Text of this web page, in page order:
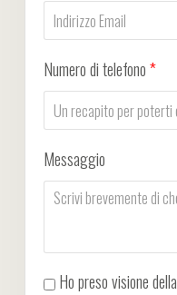
Numero di telefono*
Messaggio
Ho preso visione della